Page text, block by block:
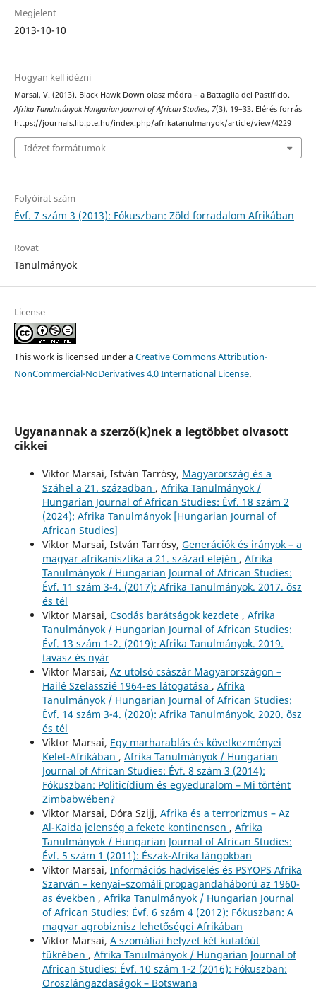
Megjelent
2013-10-10
Hogyan kell idézni
Marsai, V. (2013). Black Hawk Down olasz módra – a Battaglia del Pastificio.
Afrika Tanulmányok Hungarian Journal of African Studies, 7(3), 19–33. Elérés forrás
https://journals.lib.pte.hu/index.php/afrikatanulmanyok/article/view/4229
Idézet formátumok
Folyóirat szám
Évf. 7 szám 3 (2013): Fókuszban: Zöld forradalom Afrikában
Rovat
Tanulmányok
License
This work is licensed under aCreative Commons Attribution-
NonCommercial-NoDerivatives 4.0 International License.
Ugyanannak a szerző(k)nek a legtöbbet olvasott
cikkei
Viktor Marsai, István Tarrósy, Magyarország és a
Száhel a 21. században , Afrika Tanulmányok /
Hungarian Journal of African Studies: Évf. 18 szám 2
(2024): Afrika Tanulmányok [Hungarian Journal of
African Studies]
Viktor Marsai, István Tarrósy, Generációk és irányok – a
magyar afrikanisztika a 21. század elején , Afrika
Tanulmányok / Hungarian Journal of African Studies:
Évf. 11 szám 3-4. (2017): Afrika Tanulmányok. 2017. ősz
és tél
Viktor Marsai, Csodás barátságok kezdete , Afrika
Tanulmányok / Hungarian Journal of African Studies:
Évf. 13 szám 1-2. (2019): Afrika Tanulmányok. 2019.
tavasz és nyár
Viktor Marsai, Az utolsó császár Magyarországon –
Hailé Szelasszié 1964-es látogatása , Afrika
Tanulmányok / Hungarian Journal of African Studies:
Évf. 14 szám 3-4. (2020): Afrika Tanulmányok. 2020. ősz
és tél
Viktor Marsai, Egy marharablás és következményei
Kelet-Afrikában , Afrika Tanulmányok / Hungarian
Journal of African Studies: Évf. 8 szám 3 (2014):
Fókuszban: Politicídium és egyeduralom – Mi történt
Zimbabwében?
Viktor Marsai, Dóra Szijj, Afrika és a terrorizmus – Az
Al-Kaida jelenség a fekete kontinensen , Afrika
Tanulmányok / Hungarian Journal of African Studies:
Évf. 5 szám 1 (2011): Észak-Afrika lángokban
Viktor Marsai, Információs hadviselés és PSYOPS Afrika
Szarván – kenyai–szomáli propagandaháború az 1960-
as években , Afrika Tanulmányok / Hungarian Journal
of African Studies: Évf. 6 szám 4 (2012): Fókuszban: A
magyar agrobiznisz lehetőségei Afrikában
Viktor Marsai, A szomáliai helyzet két kutatóút
tükrében , Afrika Tanulmányok / Hungarian Journal of
African Studies: Évf. 10 szám 1-2 (2016): Fókuszban:
Oroszlángazdaságok – Botswana